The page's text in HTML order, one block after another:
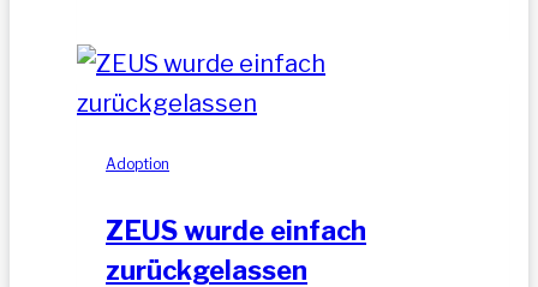
Rüde,
35
Adoption
ZEUS wurde einfach
zurückgelassen